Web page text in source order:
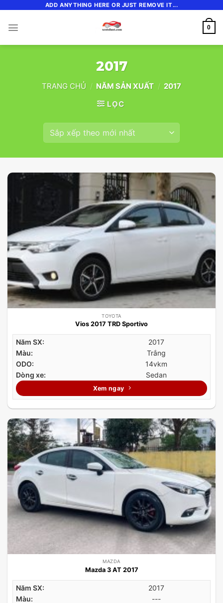
content
ADD ANYTHING HERE OR JUST REMOVE IT...
0
2017
TRANG CHỦ / NĂM SẢN XUẤT / 2017
LỌC
TOYOTA
Vios 2017 TRD Sportivo
Năm SX:
2017
Màu:
Trắng
ODO:
14vkm
Dòng xe:
Sedan
Xem ngay
MAZDA
Mazda 3 AT 2017
Năm SX:
2017
Màu:
---